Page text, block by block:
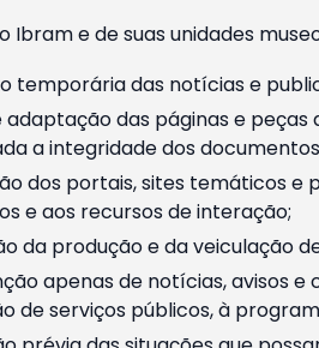
Ibram e de suas unidades
temporária das notícias e
adaptação das páginas e
a integridade dos
dos portais, sites temáticos e
e aos recursos de interação;
da produção e da veiculação
apenas de notícias, avisos
de serviços públicos, à